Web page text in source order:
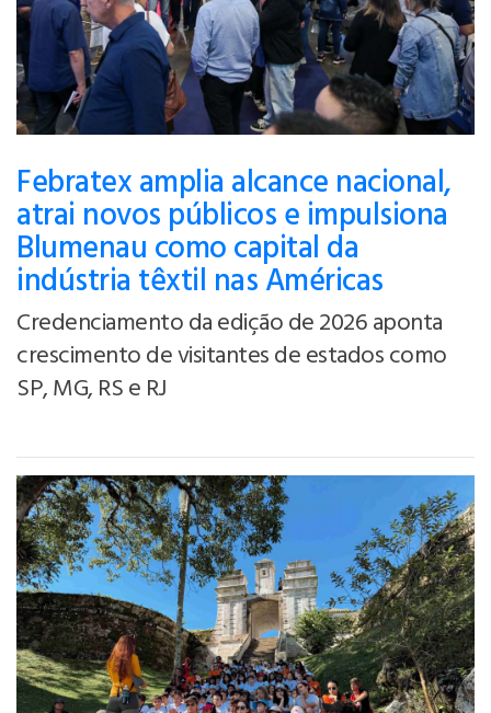
Febratex amplia alcance nacional,
atrai novos públicos e impulsiona
Blumenau como capital da
indústria têxtil nas Américas
Credenciamento da edição de 2026 aponta
crescimento de visitantes de estados como
SP, MG, RS e RJ